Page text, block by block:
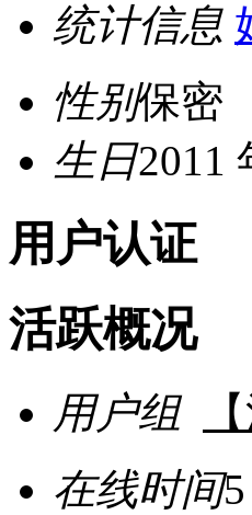
统计信息
性别保密
生日2011
用户认证
活跃概况
用户组
在线时间